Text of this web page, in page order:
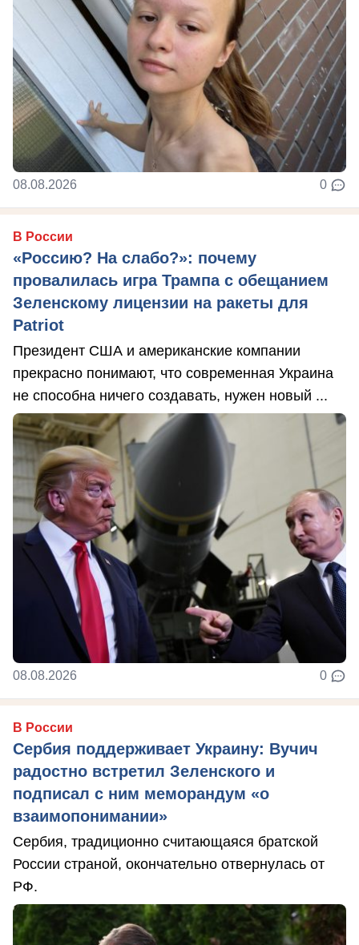
08.08.2026 0
В России
«Россию? На слабо?»: почему
провалилась игра Трампа с обещанием
Зеленскому лицензии на ракеты для
Patriot
Президент США и американские компании
прекрасно понимают, что современная Украина
не способна ничего создавать, нужен новый ...
08.08.2026 0
В России
Сербия поддерживает Украину: Вучич
радостно встретил Зеленского и
подписал с ним меморандум «о
взаимопонимании»
Сербия, традиционно считающаяся братской
России страной, окончательно отвернулась от
РФ.